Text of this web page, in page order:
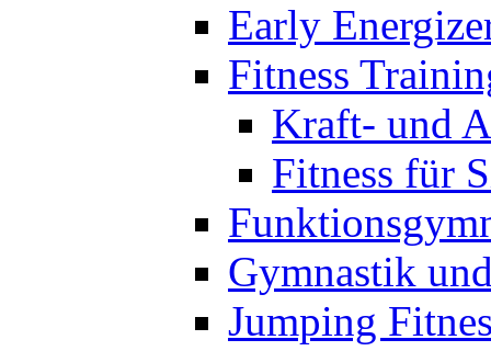
Early
Fitness
Kraft- und
Fitness für
Gymnastik
Jumping